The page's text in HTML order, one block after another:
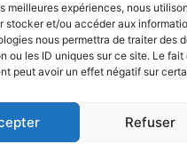
meilleures expériences, nous
stocker et/ou accéder aux
nous permettra de traiter des
ou les ID uniques sur ce site. Le
peut avoir un effet négatif sur
Refuser
la sécurité de Chrome : 5
sur le futur de votre